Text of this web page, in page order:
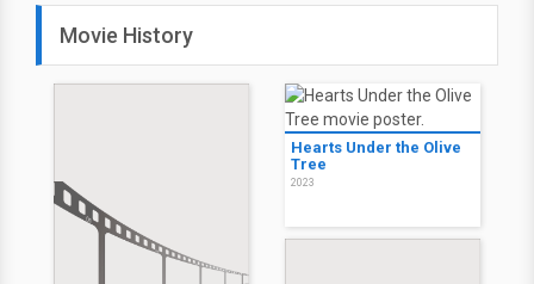
Movie History
Hearts Under the Olive
Tree
2023